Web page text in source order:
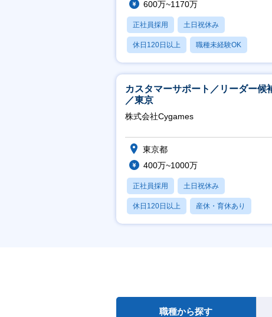
600万~1170万
正社員採用 土日祝休み
休日120日以上 職種未経験OK
産休・育休あり
カスタマーサポート／リーダー候
／東京
株式会社Cygames
東京都
400万~1000万
正社員採用 土日祝休み
休日120日以上 産休・育休あり
月残業20時間以内
職種から探す